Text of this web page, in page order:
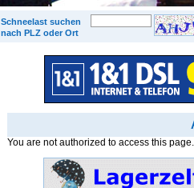
You are not authorized to access this page.
Schneelast suchen
nach PLZ oder Ort
©